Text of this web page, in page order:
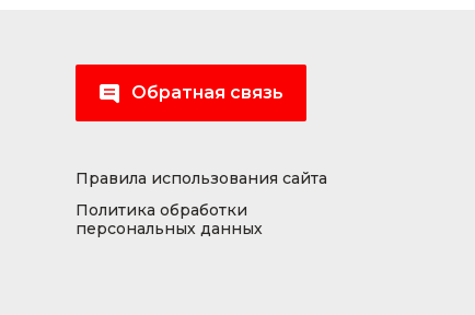
Обратная связь
Правила использования сайта
Политика обработки
персональных данных